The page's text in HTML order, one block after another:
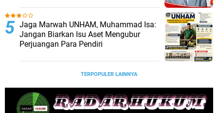
Jaga Marwah UNHAM, Muhammad Isa:
Jangan Biarkan Isu Aset Mengubur
Perjuangan Para Pendiri
TERPOPULER LAINNYA